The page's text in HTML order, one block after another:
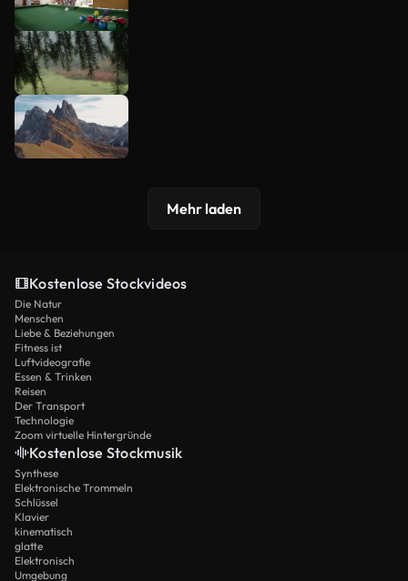
Mehr laden
Kostenlose Stockvideos
Die Natur
Menschen
Liebe & Beziehungen
Fitness ist
Luftvideografie
Essen & Trinken
Reisen
Der Transport
Technologie
Zoom virtuelle Hintergründe
Kostenlose Stockmusik
Synthese
Elektronische Trommeln
Schlüssel
Klavier
kinematisch
glatte
Elektronisch
Umgebung